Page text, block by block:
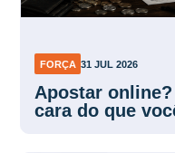
FORÇA 31 JUL 2026
Apostar
cara do que